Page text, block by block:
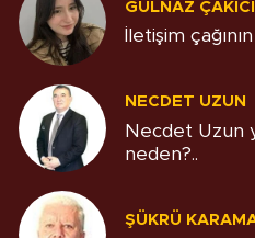
GÜLNAZ ÇAKICI
İletişim
NECDET UZUN
Necdet Uzun
neden?..
ŞÜKRÜ